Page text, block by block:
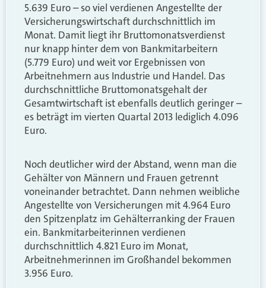
5.639 Euro – so viel verdienen Angestellte der
Versicherungswirtschaft durchschnittlich im
Monat. Damit liegt ihr Bruttomonatsverdienst
nur knapp hinter dem von Bankmitarbeitern
(5.779 Euro) und weit vor Ergebnissen von
Arbeitnehmern aus Industrie und Handel. Das
durchschnittliche Bruttomonatsgehalt der
Gesamtwirtschaft ist ebenfalls deutlich geringer –
es beträgt im vierten Quartal 2013 lediglich 4.096
Euro.
Noch deutlicher wird der Abstand, wenn man die
Gehälter von Männern und Frauen getrennt
voneinander betrachtet. Dann nehmen weibliche
Angestellte von Versicherungen mit 4.964 Euro
den Spitzenplatz im Gehälterranking der Frauen
ein. Bankmitarbeiterinnen verdienen
durchschnittlich 4.821 Euro im Monat,
Arbeitnehmerinnen im Großhandel bekommen
3.956 Euro.